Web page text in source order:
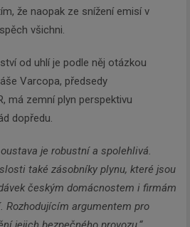
že naopak ze snížení emisí v
všichni.
od uhlí je podle něj otázkou
Varcopa, předsedy
má zemní plyn perspektivu
dopředu.
je robustní a spolehlivá.
také zásobníky plynu, které jsou
českým domácnostem i firmám
Rozhodujícím argumentem pro